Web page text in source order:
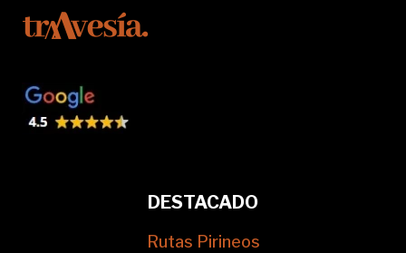
DESTACADO
Rutas Pirineos